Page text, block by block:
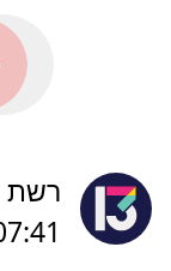
רשת 13